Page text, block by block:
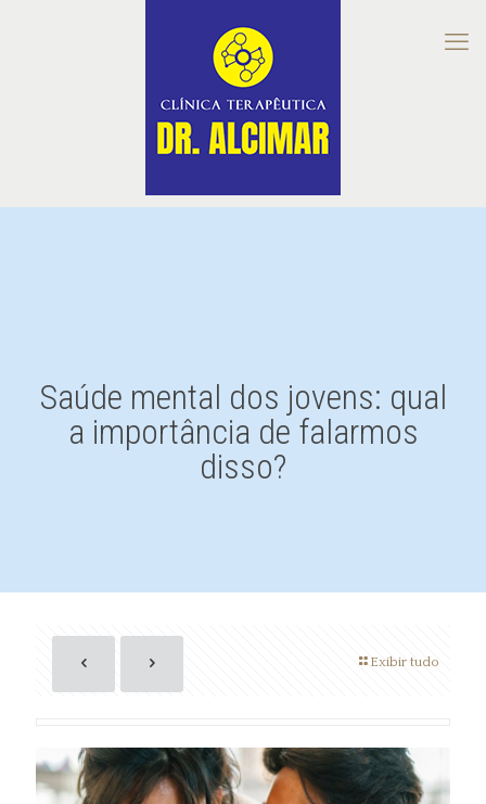
Saúde mental dos jovens: qual
a importância de falarmos
disso?
Exibir tudo